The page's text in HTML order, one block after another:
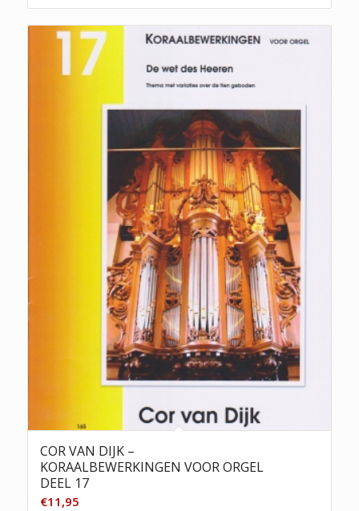
COR VAN DIJK –
KORAALBEWERKINGEN VOOR ORGEL
DEEL 17
€11,95